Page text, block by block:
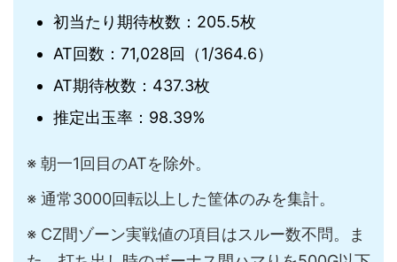
初当たり期待枚数：205.5枚
AT回数：71,028回（1/364.6）
AT期待枚数：437.3枚
推定出玉率：98.39%
※ 朝一1回目のATを除外。
※ 通常3000回転以上した筐体のみを集計。
※ CZ間ゾーン実戦値の項目はスルー数不問。ま